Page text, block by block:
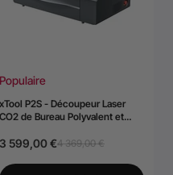
Populaire
xTool P2S - Découpeur Laser
CO2 de Bureau Polyvalent et
3 599,00 €4 369,00 €